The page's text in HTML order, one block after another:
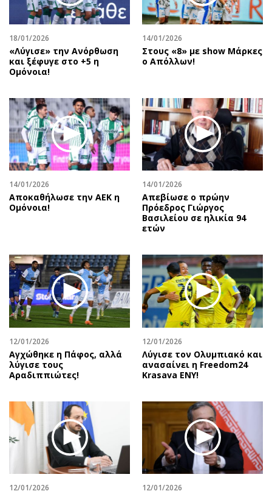
18/01/2026
«Λύγισε» την Ανόρθωση
και ξέφυγε στο +5 η
Ομόνοια!
14/01/2026
Στους «8» με show Μάρκες
ο Απόλλων!
14/01/2026
Αποκαθήλωσε την ΑΕΚ η
Ομόνοια!
14/01/2026
Απεβίωσε ο πρώην
Πρόεδρος Γιώργος
Βασιλείου σε ηλικία 94
ετών
12/01/2026
Αγχώθηκε η Πάφος, αλλά
λύγισε τους
Αραδιππιώτες!
12/01/2026
Λύγισε τον Ολυμπιακό και
ανασαίνει η Freedom24
Krasava ENY!
12/01/2026 12/01/2026